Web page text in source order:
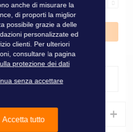
Aggiungi al Carrello
+
anche di misurare la
di proporti la miglior
possibile grazie a delle
personalizzate ed
clienti. Per ulteriori
consultare la pagina
protezione dei dati
senza accettare
Accetta tutto